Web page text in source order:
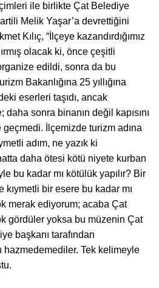
ile birlikte Çat Belediye
Melik Yaşar’a devrettiğini
Kılıç, “İlçeye kazandırdığımız
olacak ki, önce çeşitli
edildi, sonra da bu
Bakanlığına 25 yıllığına
eserleri taşıdı, ancak
sonra binanın değil kapısını
İlçemizde turizm adına
adım, ne yazık ki
daha ötesi kötü niyete kurban
bu kadar mı kötülük yapılır? Bir
kıymetli bir esere bu kadar mı
merak ediyorum; acaba Çat
gördüler yoksa bu müzenin Çat
başkanı tarafından
hazmedemediler. Tek kelimeyle